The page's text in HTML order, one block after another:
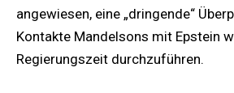
angewiesen, eine „dringende“
Kontakte Mandelsons mit Epstein
Regierungszeit durchzuführen.